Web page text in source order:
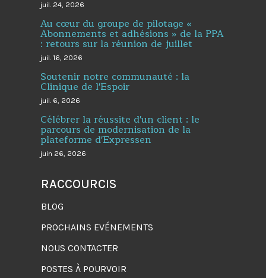
juil. 24, 2026
Au cœur du groupe de pilotage «
Abonnements et adhésions » de la PPA
: retours sur la réunion de juillet
juil. 16, 2026
Soutenir notre communauté : la
Clinique de l'Espoir
juil. 6, 2026
Célébrer la réussite d'un client : le
parcours de modernisation de la
plateforme d'Expressen
juin 26, 2026
RACCOURCIS
BLOG
PROCHAINS EVÉNEMENTS
NOUS CONTACTER
POSTES À POURVOIR